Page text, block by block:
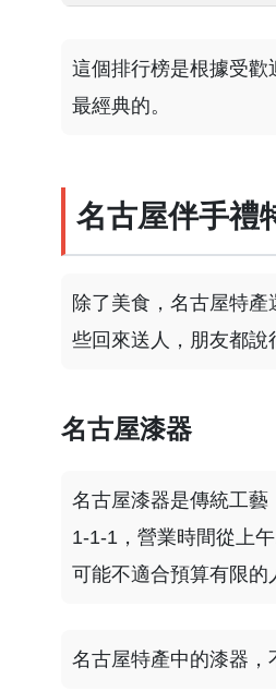
這個排行榜是根據受
最經典的。
名古屋伴手禮
除了美食，名古屋特
些回來送人，朋友都說
名古屋漆器
名古屋漆器是傳統工
1-1-1，營業時間從上
可能不適合預算有限的
名古屋特產中的漆器，